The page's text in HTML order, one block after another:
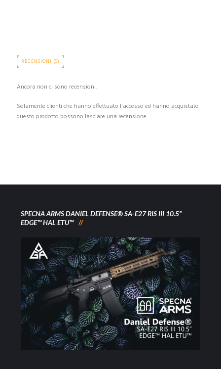
RECENSIONI (0)
Ancora non ci sono recensioni.
Solamente clienti che hanno effettuato l'accesso ed hanno acquistato
questo prodotto possono lasciare una recensione.
SPECNA ARMS DANIEL DEFENSE® SA-E27 RIS III 10.5”
EDGE™ HAL ETU™